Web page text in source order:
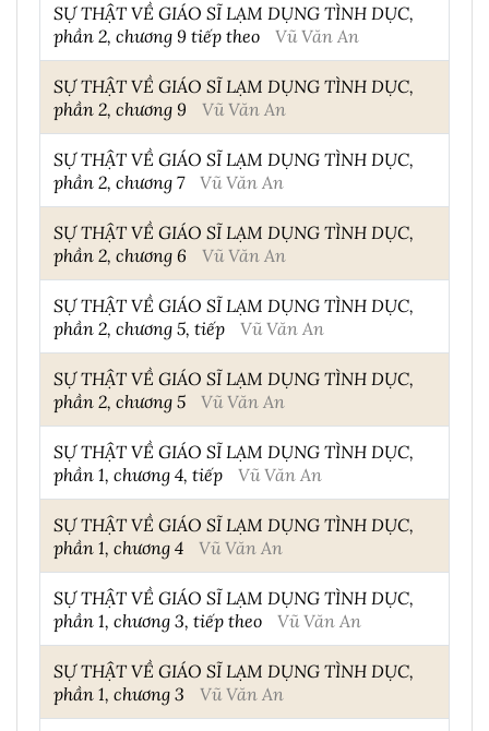
SỰ THẬT VỀ GIÁO SĨ LẠM DỤNG TÌNH DỤC,
phần 2, chương 9 tiếp theo
Vũ Văn An
SỰ THẬT VỀ GIÁO SĨ LẠM DỤNG TÌNH DỤC,
phần 2, chương 9
Vũ Văn An
SỰ THẬT VỀ GIÁO SĨ LẠM DỤNG TÌNH DỤC,
phần 2, chương 7
Vũ Văn An
SỰ THẬT VỀ GIÁO SĨ LẠM DỤNG TÌNH DỤC,
phần 2, chương 6
Vũ Văn An
SỰ THẬT VỀ GIÁO SĨ LẠM DỤNG TÌNH DỤC,
phần 2, chương 5, tiếp
Vũ Văn An
SỰ THẬT VỀ GIÁO SĨ LẠM DỤNG TÌNH DỤC,
phần 2, chương 5
Vũ Văn An
SỰ THẬT VỀ GIÁO SĨ LẠM DỤNG TÌNH DỤC,
phần 1, chương 4, tiếp
Vũ Văn An
SỰ THẬT VỀ GIÁO SĨ LẠM DỤNG TÌNH DỤC,
phần 1, chương 4
Vũ Văn An
SỰ THẬT VỀ GIÁO SĨ LẠM DỤNG TÌNH DỤC,
phần 1, chương 3, tiếp theo
Vũ Văn An
SỰ THẬT VỀ GIÁO SĨ LẠM DỤNG TÌNH DỤC,
phần 1, chương 3
Vũ Văn An